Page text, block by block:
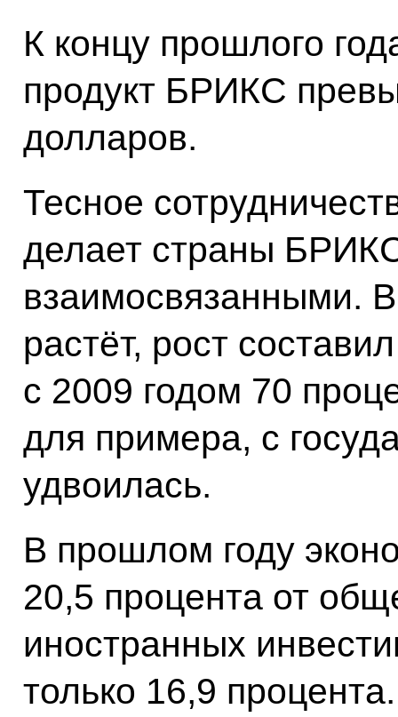
К концу прошлого
продукт БРИКС
долларов.
Тесное
делает страны
взаимосвязанными.
растёт, рост
с 2009 годом 70
для примера, с
удвоилась.
В прошлом году
20,5 процента от
иностранных
только 16,9